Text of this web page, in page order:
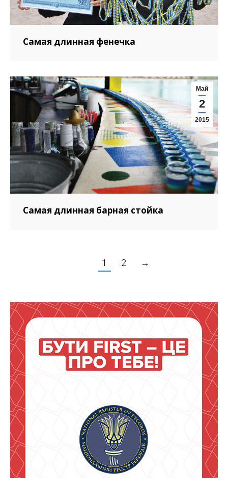
Cамая длинная фенечка
Май
2
2015
Самая длинная барная стойка
1 2 →